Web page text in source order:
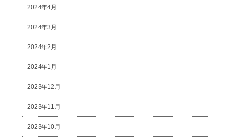
2024年4月
2024年3月
2024年2月
2024年1月
2023年12月
2023年11月
2023年10月